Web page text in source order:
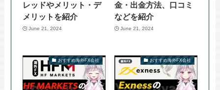
レッドやメリット・デ
メリットを紹介
June 21, 2024
金・出金方法、口コミ
などを紹介
June 21, 2024
おすすめ海外FX会社 おすすめ海外FX会社